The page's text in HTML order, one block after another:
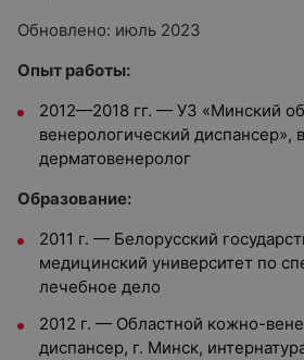
Обновлено: июль 2023
Опыт работы:
2012—2018 гг. — УЗ «Минский
венерологический диспансер»,
дерматовенеролог
Oбразование:
2011 г. — Белорусский
медицинский университет по
лечебное дело
2012 г. — Областной кожно-
диспансер, г. Минск,